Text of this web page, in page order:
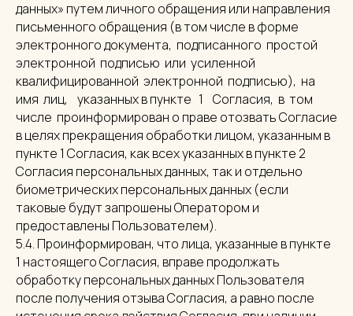
данных» путем личного обращения или направления
письменного обращения (в том числе в форме
электронного документа, подписанного простой
электронной подписью или усиленной
квалифицированной электронной подписью), на
имя лиц, указанных в пункте 1 Согласия, в том
числе проинформирован о праве отозвать Согласие
в целях прекращения обработки лицом, указанным в
пункте 1 Согласия, как всех указанных в пункте 2
Согласия персональных данных, так и отдельно
биометрических персональных данных (если
таковые будут запрошены Оператором и
предоставлены Пользователем).
5.4. Проинформирован, что лица, указанные в пункте
1 настоящего Согласия, вправе продолжать
обработку персональных данных Пользователя
после получения отзыва Согласия, а равно после